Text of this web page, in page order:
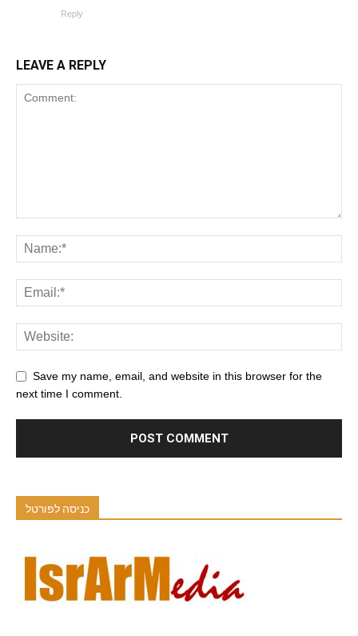
Reply
LEAVE A REPLY
Save my name, email, and website in this browser for the
next time I comment.
כניסה לפורטל